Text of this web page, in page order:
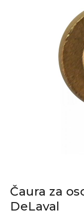
Čaura za
DeLaval